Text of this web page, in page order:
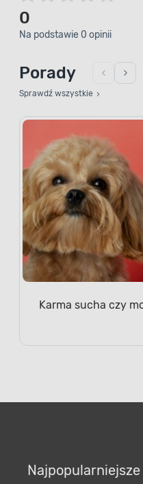
0
Na podstawie 0 opinii
Porady
Sprawdź wszystkie
Karma sucha czy
Najpopularniejsze